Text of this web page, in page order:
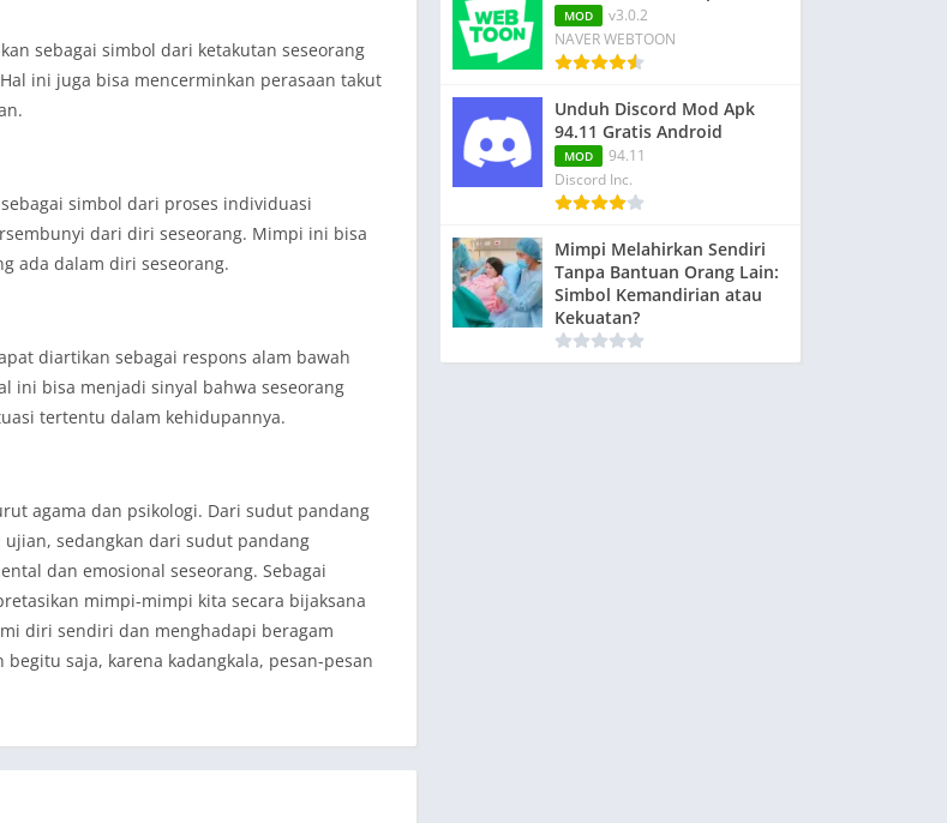
sebagai simbol dari ketakutan seseorang
ini juga bisa mencerminkan perasaan takut
simbol dari proses individuasi
dari diri seseorang. Mimpi ini bisa
ada dalam diri seseorang.
diartikan sebagai respons alam bawah
ini bisa menjadi sinyal bahwa seseorang
tertentu dalam kehidupannya.
agama dan psikologi. Dari sudut pandang
sedangkan dari sudut pandang
dan emosional seseorang. Sebagai
mimpi-mimpi kita secara bijaksana
diri sendiri dan menghadapi beragam
saja, karena kadangkala, pesan-pesan
MOD
v3.0.2
NAVER WEBTOON
Unduh Discord Mod Apk
94.11 Gratis Android
MOD
94.11
Discord Inc.
Mimpi Melahirkan Sendiri
Tanpa Bantuan Orang Lain:
Simbol Kemandirian atau
Kekuatan?